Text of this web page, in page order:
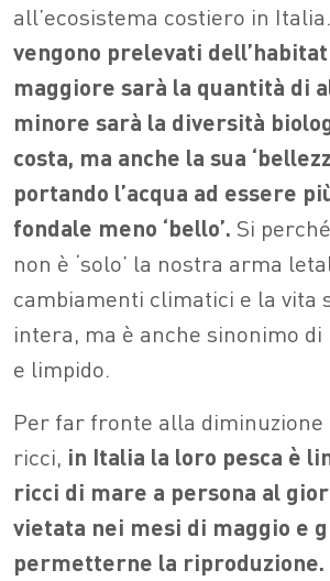
all’ecosistema costiero in Italia.
vengono prelevati
maggiore sarà la quantità di
minore sarà la diversità
costa, ma anche la sua
portando l’acqua ad essere
fondale meno ‘bello’. Si
non è ‘solo’ la nostra arma
cambiamenti climatici e la vita
intera, ma è anche sinonimo
e limpido.
Per far fronte alla diminuzione
ricci, in Italia la loro pesca è
ricci di mare a persona al
vietata nei mesi di maggio e
permetterne la riproduzione.